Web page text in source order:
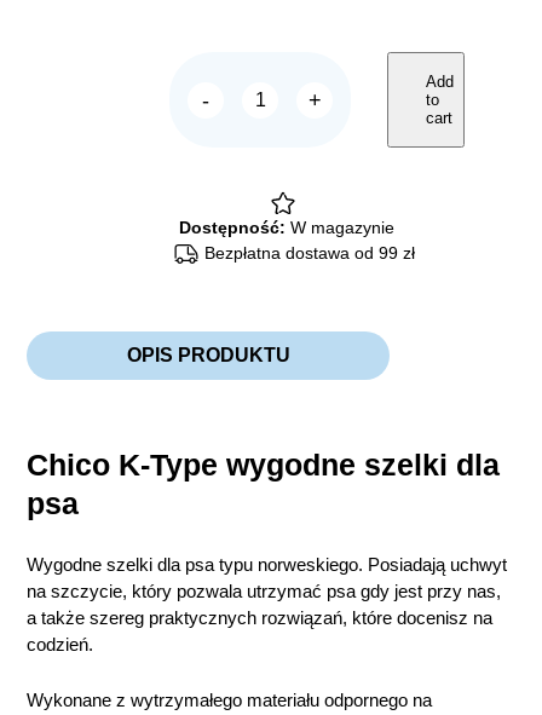
-
Chico
Czerwone
quantity
+
Add
to
cart
Dostępność: W magazynie
Bezpłatna dostawa od 99 zł
OPIS PRODUKTU
Chico K-Type wygodne szelki dla
psa
Wygodne szelki dla psa typu norweskiego. Posiadają uchwyt
na szczycie, który pozwala utrzymać psa gdy jest przy nas,
a także szereg praktycznych rozwiązań, które docenisz na
codzień.
Wykonane z wytrzymałego materiału odpornego na